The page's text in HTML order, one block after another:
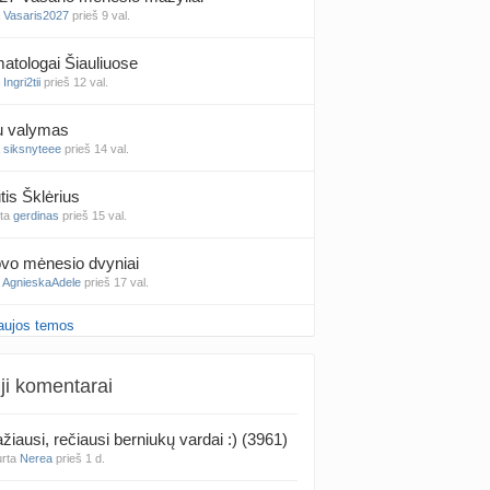
Vasaris2027 prieš 9 val.
Šiauliuose
Ingri2tii prieš 12 val.
valymas
siksnyteee prieš 14 val.
Šklėrius
gerdinas prieš 15 val.
mėnesio dvyniai
AgnieskaAdele prieš 17 val.
Jonas
mokyklos
rečiausi berniukų vardai :)
temos
komentarai
rečiausi berniukų vardai :) (3961)
Nerea prieš 1 d.